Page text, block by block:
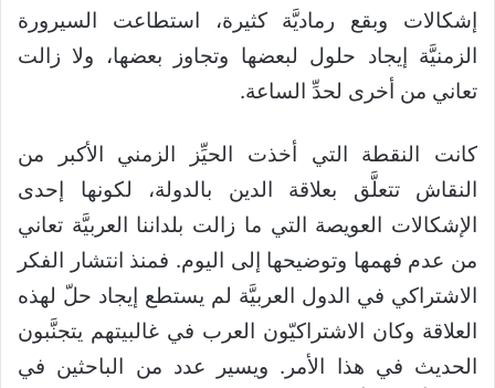
إشكالات وبقع رماديَّة كثيرة، استطاعت السيرورة
الزمنيَّة إيجاد حلول لبعضها وتجاوز بعضها، ولا زالت
تعاني من أخرى لحدِّ الساعة.
كانت النقطة التي أخذت الحيِّز الزمني الأكبر من
النقاش تتعلَّق بعلاقة الدين بالدولة، لكونها إحدى
الإشكالات العويصة التي ما زالت بلداننا العربيَّة تعاني
من عدم فهمها وتوضيحها إلى اليوم. فمنذ انتشار الفكر
الاشتراكي في الدول العربيَّة لم يستطع إيجاد حلّ لهذه
العلاقة وكان الاشتراكيّون العرب في غالبيتهم يتجنَّبون
الحديث في هذا الأمر. ويسير عدد من الباحثين في